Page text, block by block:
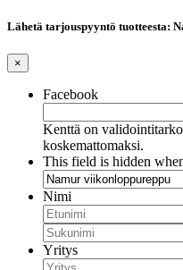
Lähetä tarjouspyyntö tuotteesta:
×
Facebook
Kenttä on
koskemattomaksi.
This field is hidden
Nimi
Yritys